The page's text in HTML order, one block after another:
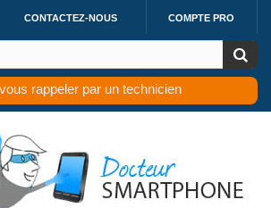
CONTACTEZ-NOUS COMPTE PRO
rappeler par un technicien